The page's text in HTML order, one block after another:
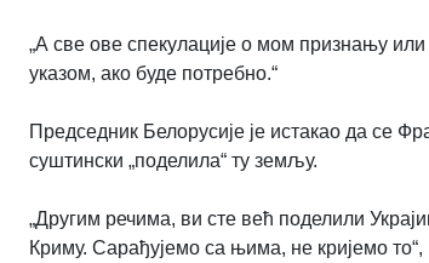
„А све ове спекулације о мом признању
указом, ако буде потребно.“
Председник Белорусије је истакао да се
суштински „поделила“ ту земљу.
„Другим речима, ви сте већ поделили
Криму. Сарађујемо са њима, не кријемо то“,